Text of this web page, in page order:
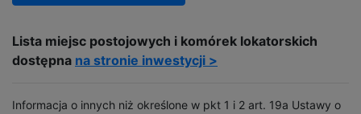
Lista miejsc postojowych i komórek lokatorskich
dostępna na stronie inwestycji >
Informacja o innych niż określone w pkt 1 i 2 art. 19a Ustawy o